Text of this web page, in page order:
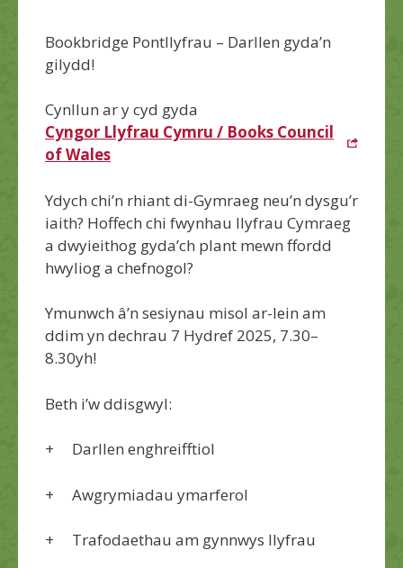
Bookbridge Pontllyfrau – Darllen gyda’n
gilydd!
Cynllun ar y cyd gyda
Cyngor Llyfrau Cymru / Books Council
of Wales
Ydych chi’n rhiant di-Gymraeg neu’n dysgu’r
iaith? Hoffech chi fwynhau llyfrau Cymraeg
a dwyieithog gyda’ch plant mewn ffordd
hwyliog a chefnogol?
Ymunwch â’n sesiynau misol ar-lein am
ddim yn dechrau 7 Hydref 2025, 7.30–
8.30yh!
Beth i’w ddisgwyl:
+ Darllen enghreifftiol
+ Awgrymiadau ymarferol
+ Trafodaethau am gynnwys llyfrau